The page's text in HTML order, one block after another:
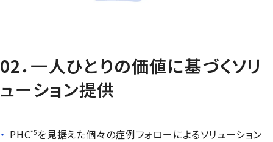
02．一人ひとりの価値に基づくソリ
ューション提供
PHC*5を見据えた個々の症例フォローによるソリューション